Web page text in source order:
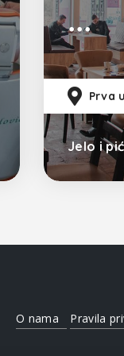
od Prva
Jelo i
O nama Pravila